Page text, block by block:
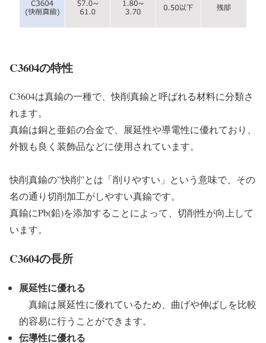
C3604の特性
C3604は真鍮の一種で、快削真鍮と呼ばれる材料に分類さ
れます。
真鍮は銅と亜鉛の合金で、展延性や導電性に優れており、
外観も良く装飾品などに使用されています。
快削真鍮の”快削”とは「削りやすい」という意味で、その
名の通り切削加工がしやすい真鍮です。
真鍮にPb(鉛)を添加することによって、切削性が向上して
います。
C3604の長所
展延性に優れる
真鍮は展延性に優れているため、曲げや伸ばしを比較
的容易に行うことができます。
伝導性に優れる